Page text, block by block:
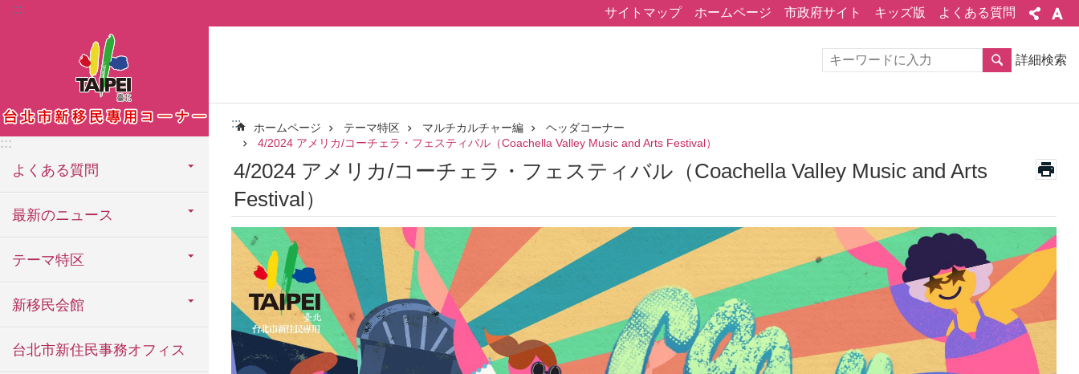
メインコンテンツブロックにスキップ
::: サイトマップ ホームページ 市政府サイト キッズ版 よくある質問
:::
よくある質問
最新のニュース
テーマ特区
新移民会館
台北市新住民事務オフィス
詳細検索
::: ホームページ テーマ特区 マルチカルチャー編
ヘッダコーナー
4/2024 アメリカ/コーチェラ・フェスティバル（Coachella Valley Music and Arts Festival‎）
4/2024 アメリカ/コーチェラ・フェスティバル（Coachella Valley Music and Arts
Festival‎）